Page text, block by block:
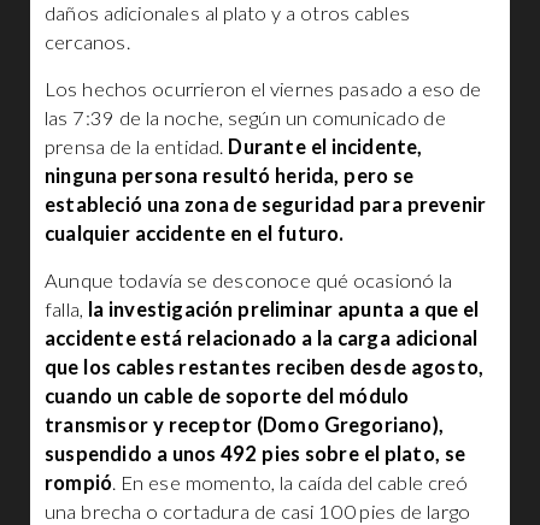
daños adicionales al plato y a otros cables
cercanos.
Los hechos ocurrieron el viernes pasado a eso de
las 7:39 de la noche, según un comunicado de
prensa de la entidad. Durante el incidente,
ninguna persona resultó herida, pero se
estableció una zona de seguridad para prevenir
cualquier accidente en el futuro.
Aunque todavía se desconoce qué ocasionó la
falla, la investigación preliminar apunta a que el
accidente está relacionado a la carga adicional
que los cables restantes reciben desde agosto,
cuando un cable de soporte del módulo
transmisor y receptor (Domo Gregoriano),
suspendido a unos 492 pies sobre el plato, se
rompió. En ese momento, la caída del cable creó
una brecha o cortadura de casi 100 pies de largo